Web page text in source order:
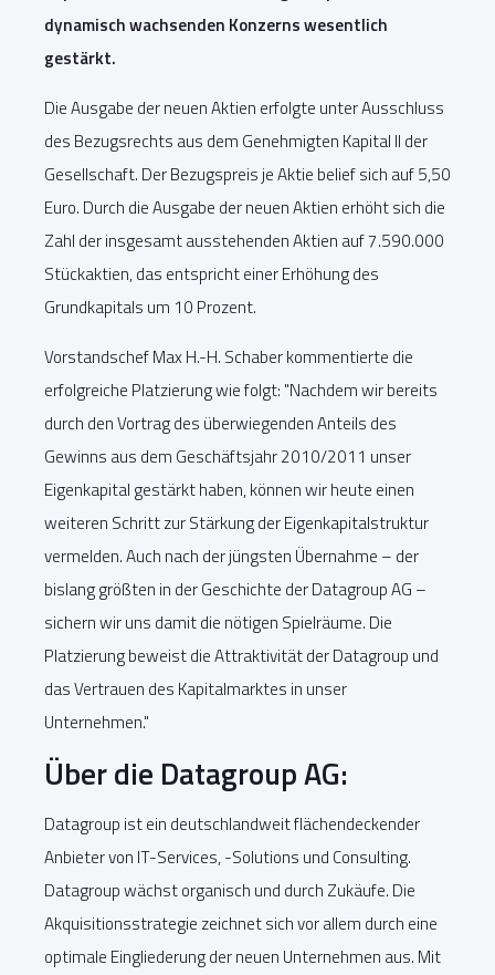
dynamisch wachsenden Konzerns wesentlich
gestärkt.
Die Ausgabe der neuen Aktien erfolgte unter Ausschluss
des Bezugsrechts aus dem Genehmigten Kapital II der
Gesellschaft. Der Bezugspreis je Aktie belief sich auf 5,50
Euro. Durch die Ausgabe der neuen Aktien erhöht sich die
Zahl der insgesamt ausstehenden Aktien auf 7.590.000
Stückaktien, das entspricht einer Erhöhung des
Grundkapitals um 10 Prozent.
Vorstandschef Max H.-H. Schaber kommentierte die
erfolgreiche Platzierung wie folgt: "Nachdem wir bereits
durch den Vortrag des überwiegenden Anteils des
Gewinns aus dem Geschäftsjahr 2010/2011 unser
Eigenkapital gestärkt haben, können wir heute einen
weiteren Schritt zur Stärkung der Eigenkapitalstruktur
vermelden. Auch nach der jüngsten Übernahme – der
bislang größten in der Geschichte der Datagroup AG –
sichern wir uns damit die nötigen Spielräume. Die
Platzierung beweist die Attraktivität der Datagroup und
das Vertrauen des Kapitalmarktes in unser
Unternehmen."
Über die Datagroup AG:
Datagroup ist ein deutschlandweit flächendeckender
Anbieter von IT-Services, -Solutions und Consulting.
Datagroup wächst organisch und durch Zukäufe. Die
Akquisitionsstrategie zeichnet sich vor allem durch eine
optimale Eingliederung der neuen Unternehmen aus. Mit